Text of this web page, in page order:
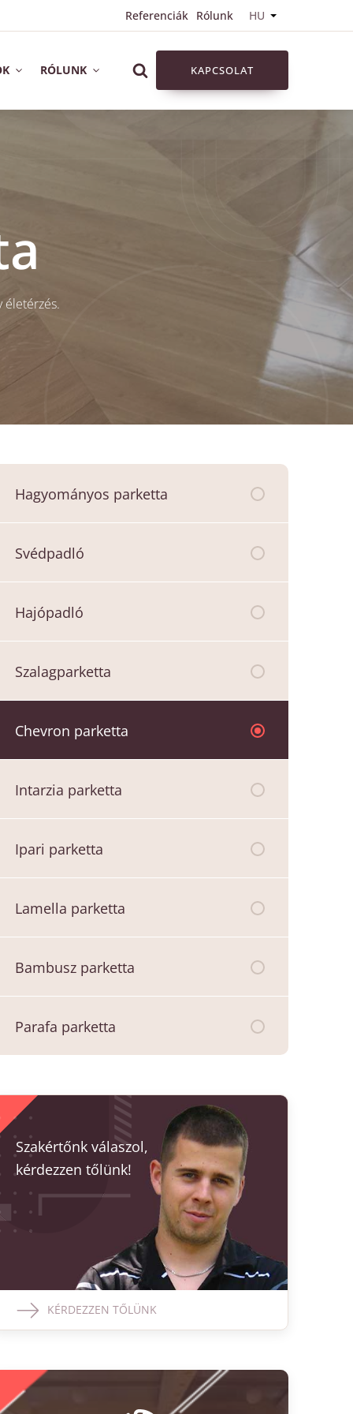
Referenciák Rólunk HU
RÓLUNK KAPCSOLAT
életérzés.
Hagyományos parketta
Svédpadló
Hajópadló
Szalagparketta
Chevron parketta
Intarzia parketta
Ipari parketta
Lamella parketta
Bambusz parketta
Parafa parketta
Szakértőnk válaszol,
kérdezzen tőlünk!
KÉRDEZZEN TŐLÜNK